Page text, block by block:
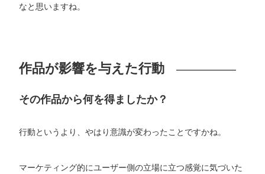
なと思いますね。
作品が影響を与えた行動
その作品から何を得ましたか？
行動というより、やはり意識が変わったことですかね。
マーケティング的にユーザー側の立場に立つ感覚に気づいた